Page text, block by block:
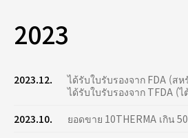
2023
2023.12.
ได้รับใบรับรองจาก FDA (ส
ได้รับใบรับรองจาก TFDA (
2023.10.
ยอดขาย 10THERMA เกิน